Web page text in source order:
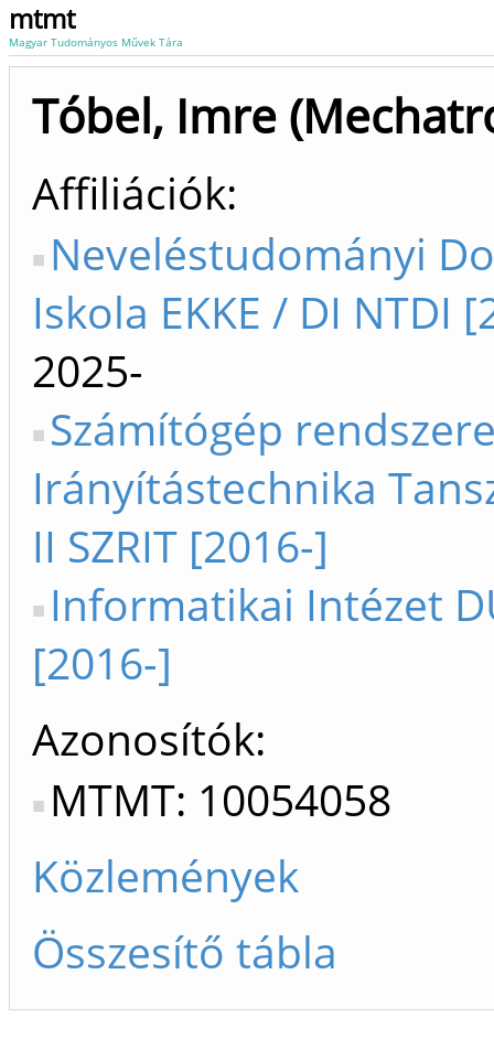
mtmt
Magyar Tudományos Művek Tára
Tóbel, Imre
Affiliációk
Neveléstudományi
Iskola EKKE / DI NTDI
2025-
Számítógép
Irányítástechnika
II SZRIT [2016-]
Informatikai Intézet
[2016-]
Azonosítók
MTMT: 10054058
Közlemények
Összesítő tábla